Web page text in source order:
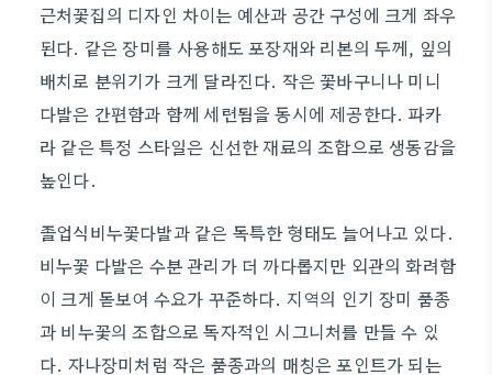
근처꽃집의 디자인 차이는 예산과 공간 구성에 크게 좌우
된다. 같은 장미를 사용해도 포장재와 리본의 두께, 잎의
배치로 분위기가 크게 달라진다. 작은 꽃바구니나 미니
다발은 간편함과 함께 세련됨을 동시에 제공한다. 파카
라 같은 특정 스타일은 신선한 재료의 조합으로 생동감을
높인다.
졸업식비누꽃다발과 같은 독특한 형태도 늘어나고 있다.
비누꽃 다발은 수분 관리가 더 까다롭지만 외관의 화려함
이 크게 돋보여 수요가 꾸준하다. 지역의 인기 장미 품종
과 비누꽃의 조합으로 독자적인 시그니처를 만들 수 있
다. 자나장미처럼 작은 품종과의 매칭은 포인트가 되는